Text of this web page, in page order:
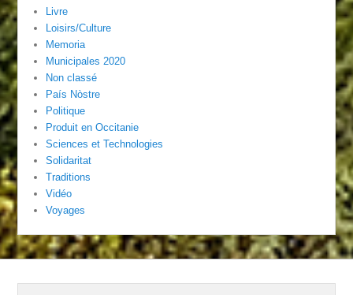
Livre
Loisirs/Culture
Memoria
Municipales 2020
Non classé
País Nòstre
Politique
Produit en Occitanie
Sciences et Technologies
Solidaritat
Traditions
Vidéo
Voyages